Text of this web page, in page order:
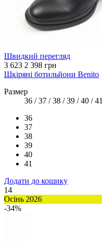
Швидкий перегляд
3 623 2 398 грн
Шкіряні ботильйони Benito
Размер
36 / 37 / 38 / 39 / 40 / 41
36
37
38
39
40
41
Додати до кошику
14
Осінь 2026
-34%